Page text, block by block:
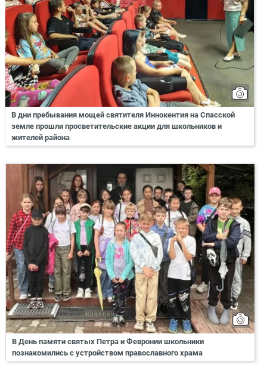
В дни пребывания мощей святителя Иннокентия на Спасской
земле прошли просветительские акции для школьников и
жителей района
В День памяти святых Петра и Февронии школьники
познакомились с устройством православного храма